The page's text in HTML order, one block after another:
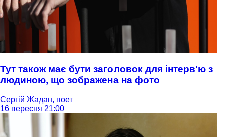
Тут також має бути заголовок для інтерв'ю з
людиною, що зображена на фото
Сергій Жадан, поет
16 вересня 21:00